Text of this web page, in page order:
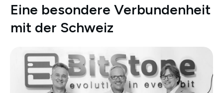
Eine besondere Verbundenheit
mit der Schweiz